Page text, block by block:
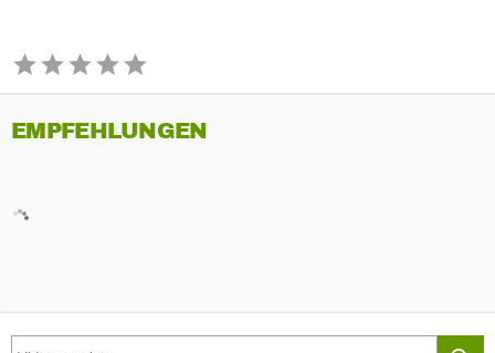
EMPFEHLUNGEN